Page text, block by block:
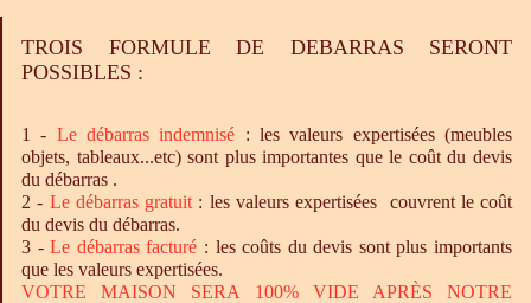
TROIS FORMULE DE DEBARRAS SERONT
POSSIBLES :
1 - Ledébarras indemnisé : les valeurs expertisées (meubles
objets, tableaux...etc) sont plus importantes que le coût du devis
du débarras .
2 - Le débarrasgratuit : les valeurs expertisées couvrent le coût
du devis du débarras.
3 -Le débarrasfacturé : les coûts du devis sont plus importants
que les valeurs expertisées.
VOTRE MAISON SERA 100% VIDE APRÈS NOTRE